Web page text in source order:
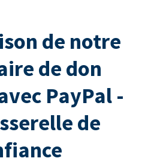
de notre
de don
PayPal -
de